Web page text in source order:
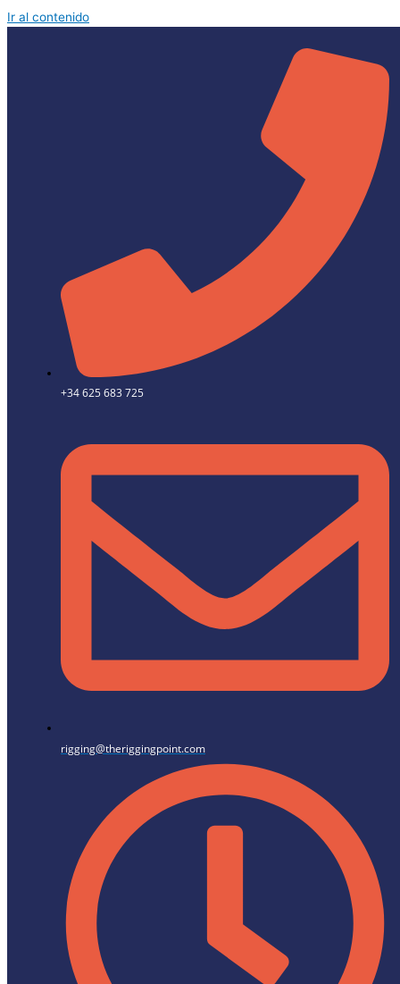
Ir al contenido
+34 625 683 725
rigging@theriggingpoint.com